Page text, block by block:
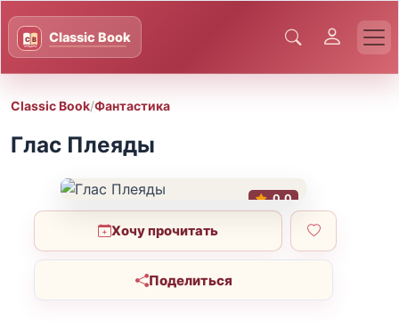
Classic Book/Фантастика
Глас Плеяды
0.0
Хочу прочитать
Поделиться